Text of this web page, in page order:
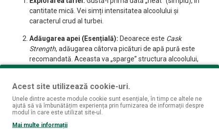
cantitate mică. Vei simți intensitatea alcoolului și
caracterul crud al turbei.
Adăugarea apei (Esențială): Deoarece este Cask
Strength, adăugarea câtorva picături de apă pură este
recomandată. Aceasta va „sparge” structura alcoolului,
permițând aromelor de vanilie și fumului să se elibereze și
Acompaniament:Merge perfect cu preparate cu gust
intens: carne de vânat, brânzeturi maturate cu gust
Acest site utilizează cookie-uri.
Unele dintre aceste module cookie sunt esențiale, în timp ce altele ne
ajută să vă îmbunătățim experiența prin furnizarea de informații despre
modul în care este utilizat site-ul.
Mai multe informații